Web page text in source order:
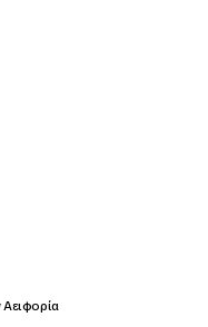
Αειφορία